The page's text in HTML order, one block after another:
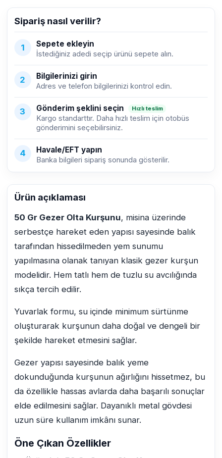
Sipariş nasıl verilir?
1 Sepete ekleyin
İstediğiniz adedi seçip ürünü sepete alın.
2 Bilgilerinizi girin
Adres ve telefon bilgilerinizi kontrol edin.
3 Gönderim şeklini seçin Hızlı teslim
Kargo standarttır. Daha hızlı teslim için otobüs
gönderimini seçebilirsiniz.
4 Havale/EFT yapın
Banka bilgileri sipariş sonunda gösterilir.
Ürün açıklaması
50 Gr Gezer Olta Kurşunu, misina üzerinde
serbestçe hareket eden yapısı sayesinde balık
tarafından hissedilmeden yem sunumu
yapılmasına olanak tanıyan klasik gezer kurşun
modelidir. Hem tatlı hem de tuzlu su avcılığında
sıkça tercih edilir.
Yuvarlak formu, su içinde minimum sürtünme
oluşturarak kurşunun daha doğal ve dengeli bir
şekilde hareket etmesini sağlar.
Gezer yapısı sayesinde balık yeme
dokunduğunda kurşunun ağırlığını hissetmez, bu
da özellikle hassas avlarda daha başarılı sonuçlar
elde edilmesini sağlar. Dayanıklı metal gövdesi
uzun süre kullanım imkânı sunar.
Öne Çıkan Özellikler